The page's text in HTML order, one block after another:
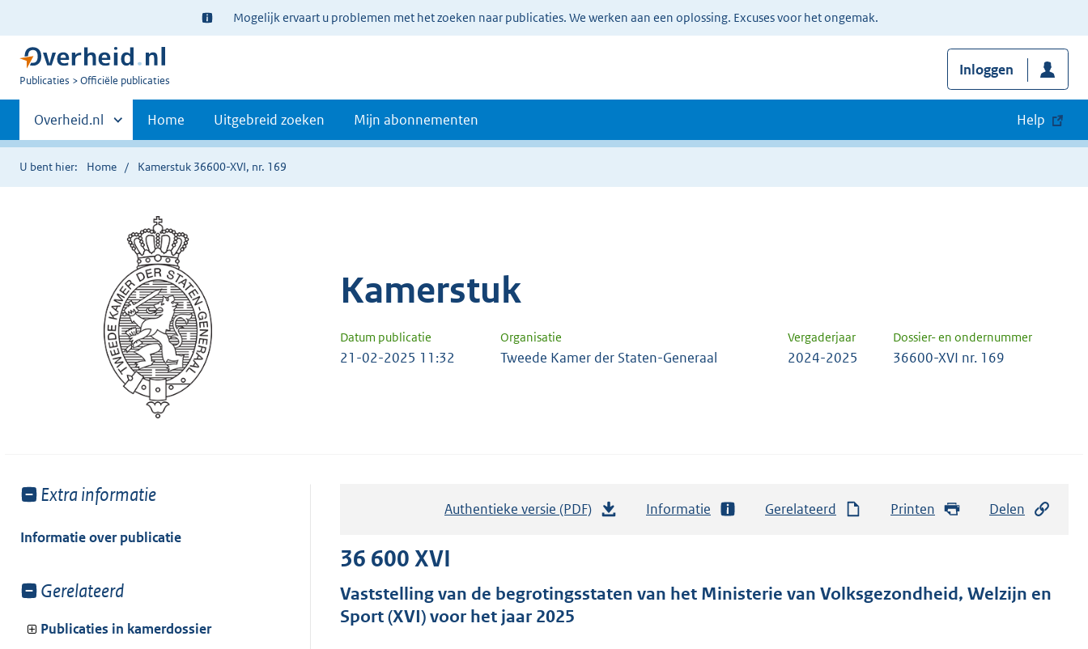
Ter
informatie:
Mogelijk ervaart u problemen met het zoeken naar publicaties. We werken aan een oplossing. Excuses voor het ongemak.
U
Publicaties Officiële publicaties
Inloggen
Primaire
navigatie
Andere
sites
binnen
Overheid.nl Home Uitgebreid zoeken Mijn abonnementen Help
U bent hier: Home Kamerstuk 36600-XVI, nr. 169
Kamerstuk
Datum publicatie Organisatie Vergaderjaar Dossier- en ondernummer
21-02-2025 11:32 Tweede Kamer der Staten-Generaal 2024-2025 36600-XVI nr. 169
Toon
van:
Extra informatie
Informatie over publicatie
Toon
van:
Gerelateerd
Publicaties in kamerdossier
Authentieke versie (PDF)
a
Informatie Gerelateerd Printen Delen
36 600 XVI
Vaststelling van de begrotingsstaten van het Ministerie van Volksgezondheid, Welzijn en
Sport (XVI) voor het jaar 2025